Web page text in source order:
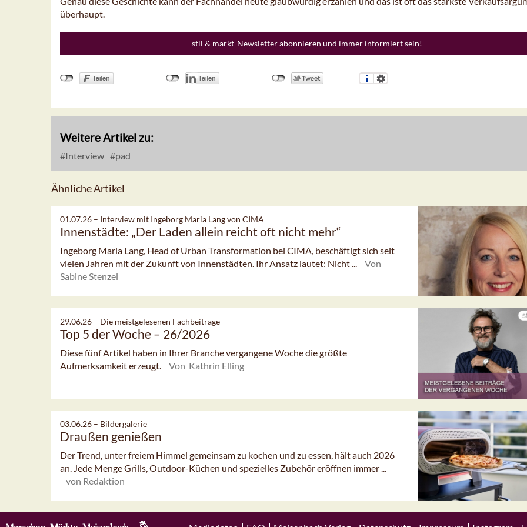
überhaupt.
stil & markt-Newsletter abonnieren und immer informiert sein!
Weitere Artikel zu:
Interview pad
Ähnliche Artikel
01.07.26 – Interview mit Ingeborg Maria Lang von CIMA
Innenstädte: „Der Laden allein reicht oft nicht mehr“
Ingeborg Maria Lang, Head of Urban Transformation bei CIMA, beschäftigt sich seit
vielen Jahren mit der Zukunft von Innenstädten. Ihr Ansatz lautet: Nicht ...
Von
Sabine Stenzel
29.06.26 – Die meistgelesenen Fachbeiträge
Top 5 der Woche – 26/2026
Diese fünf Artikel haben in Ihrer Branche vergangene Woche die größte
Aufmerksamkeit erzeugt.
Von Kathrin Elling
03.06.26 – Bildergalerie
Draußen genießen
Der Trend, unter freiem Himmel gemeinsam zu kochen und zu essen, hält auch 2026
an. Jede Menge Grills, Outdoor-Küchen und spezielles Zubehör eröffnen immer ...
von Redaktion